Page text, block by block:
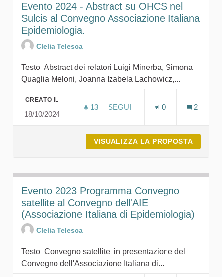
Evento 2024 - Abstract su OHCS nel
Sulcis al Convegno Associazione Italiana
Epidemiologia.
Clelia Telesca
Testo Abstract dei relatori Luigi Minerba, Simona
Quaglia Meloni, Joanna Izabela Lachowicz,...
CREATO IL
18/10/2024
13 13 SOSTENITORI
SEGUI
0 2
VISUALIZZA LA PROPOSTA
Evento 2023 Programma Convegno
satellite al Convegno dell'AIE
(Associazione Italiana di Epidemiologia)
Clelia Telesca
Testo Convegno satellite, in presentazione del
Convegno dell'Associazione Italiana di...